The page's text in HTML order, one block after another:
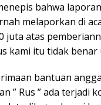
bahwa
melaporkan di
juta atas
kami itu tidak benar
bantuan
” Rus ” ada terjadi